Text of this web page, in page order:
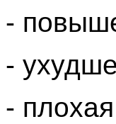
-
-
-